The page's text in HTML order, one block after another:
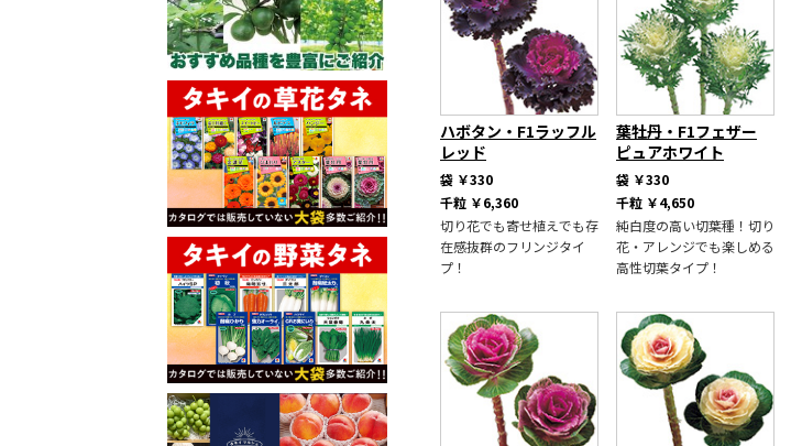
ハボタン・F1ラッフル
レッド
袋 ￥330
千粒 ￥6,360
切り花でも寄せ植えでも存
在感抜群のフリンジタイ
プ！
葉牡丹・F1フェザー
ピュアホワイト
袋 ￥330
千粒 ￥4,650
純白度の高い切葉種！切り
花・アレンジでも楽しめる
高性切葉タイプ！